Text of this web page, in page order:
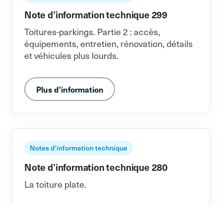
Note d’information technique 299
Toitures-parkings. Partie 2 : accès,
équipements, entretien, rénovation, détails
et véhicules plus lourds.
Plus d'information
Notes d’information technique
Note d’information technique 280
La toiture plate.